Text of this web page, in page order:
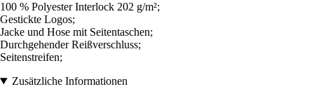
100 % Polyester Interlock 202 g/m²;
Gestickte Logos;
Jacke und Hose mit Seitentaschen;
Durchgehender Reißverschluss;
Seitenstreifen;
Zusätzliche Informationen